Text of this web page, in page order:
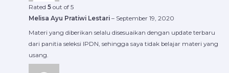
Rated 5out of 5
Melisa Ayu Pratiwi Lestari – September 19, 2020
Materi yang diberikan selalu disesuaikan dengan update terbaru
dari panitia seleksi IPDN, sehingga saya tidak belajar materi yang
usang.